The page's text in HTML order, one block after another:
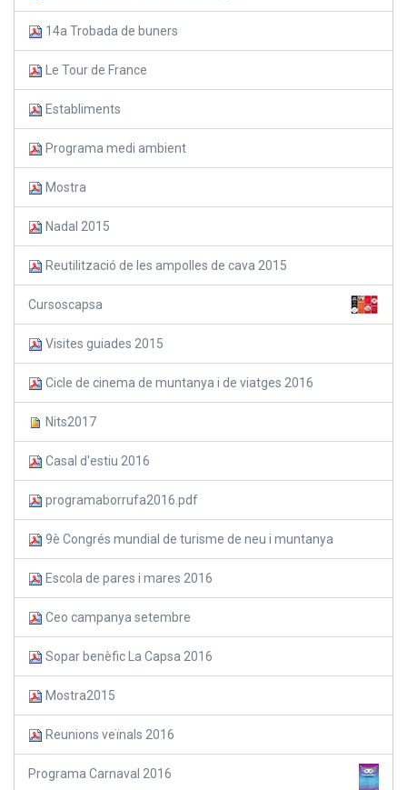
14a Trobada de buners
Le Tour de France
Establiments
Programa medi ambient
Mostra
Nadal 2015
Reutilització de les ampolles de cava 2015
Cursoscapsa
Visites guiades 2015
Cicle de cinema de muntanya i de viatges 2016
Nits2017
Casal d'estiu 2016
programaborrufa2016.pdf
9è Congrés mundial de turisme de neu i muntanya
Escola de pares i mares 2016
Ceo campanya setembre
Sopar benèfic La Capsa 2016
Mostra2015
Reunions veïnals 2016
Programa Carnaval 2016